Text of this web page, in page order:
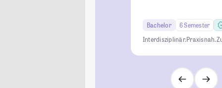
Bachelor
6 Semester
Interdisziplinär.Praxisnah.